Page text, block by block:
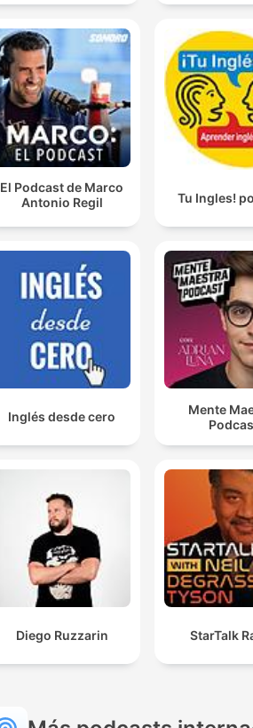
El Podcast de Marco
Antonio Regil
Tu Ingles!
Inglés desde cero
Mente
Diego Ruzzarin StarTalk